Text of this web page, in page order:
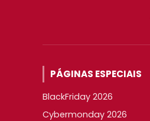
PÁGINAS ESPECIAIS
BlackFriday 2026
Cybermonday 2026